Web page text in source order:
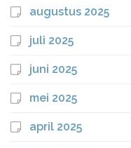
augustus 2025
juli 2025
juni 2025
mei 2025
april 2025